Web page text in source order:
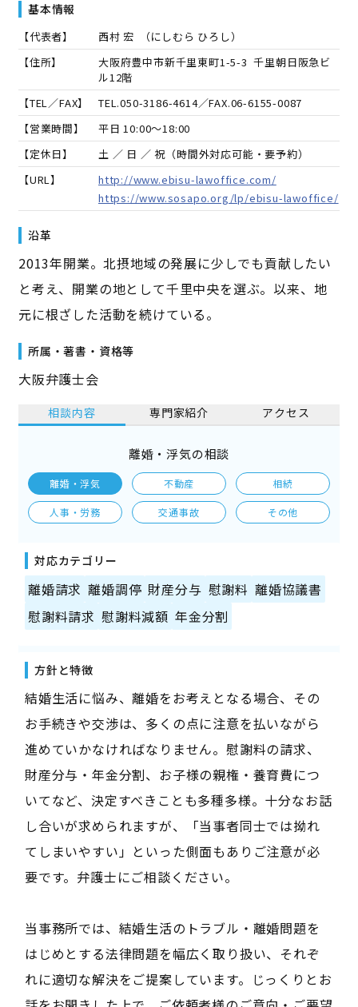
基本情報
【代表者】 西村 宏 （にしむら ひろし）
【住所】
大阪府豊中市新千里東町1-5-3 千里朝日阪急ビ
ル12階
【TEL／FAX】
TEL.050-3186-4614／FAX.06-6155-0087
【営業時間】
平日 10:00～18:00
【定休日】
土 ／ 日 ／ 祝（時間外対応可能・要予約）
【URL】
http://www.ebisu-lawoffice.com/
https://www.sosapo.org/lp/ebisu-lawoffice/
沿革
2013年開業。北摂地域の発展に少しでも貢献したい
と考え、開業の地として千里中央を選ぶ。以来、地
元に根ざした活動を続けている。
所属・著書・資格等
大阪弁護士会
相談内容 専門家紹介 アクセス
離婚・浮気の相談
離婚・浮気 不動産 相続
人事・労務 交通事故 その他
対応カテゴリー
離婚請求 離婚調停 財産分与 慰謝料 離婚協議書
慰謝料請求 慰謝料減額 年金分割
方針と特徴
結婚生活に悩み、離婚をお考えとなる場合、その
お手続きや交渉は、多くの点に注意を払いながら
進めていかなければなりません。慰謝料の請求、
財産分与・年金分割、お子様の親権・養育費につ
いてなど、決定すべきことも多種多様。十分なお話
し合いが求められますが、「当事者同士では拗れ
てしまいやすい」といった側面もありご注意が必
要です。弁護士にご相談ください。
当事務所では、結婚生活のトラブル・離婚問題を
はじめとする法律問題を幅広く取り扱い、それぞ
れに適切な解決をご提案しています。じっくりとお